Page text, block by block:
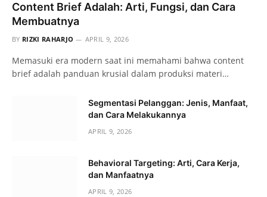
Content Brief Adalah: Arti, Fungsi, dan Cara
Membuatnya
BY RIZKI RAHARJO APRIL 9, 2026
Memasuki era modern saat ini memahami bahwa content
brief adalah panduan krusial dalam produksi materi…
Segmentasi Pelanggan: Jenis, Manfaat,
dan Cara Melakukannya
APRIL 9, 2026
Behavioral Targeting: Arti, Cara Kerja,
dan Manfaatnya
APRIL 9, 2026